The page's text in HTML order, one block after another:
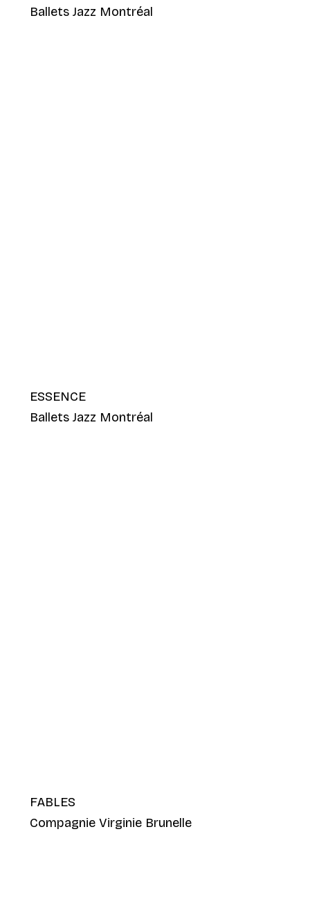
Ballets Jazz Montréal
ESSENCE
Ballets Jazz Montréal
FABLES
Compagnie Virginie Brunelle